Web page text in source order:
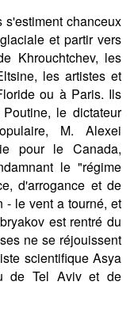
chanceux
et partir vers
Khrouchtchev, les
les artistes et
ou à Paris. Ils
le dictateur
M. Alexei
pour le Canada,
le "régime
d'arrogance et de
- le vent a tourné, et
est rentré du
ne se réjouissent
scientifique Asya
de Tel Aviv et de